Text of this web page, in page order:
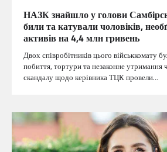
НАЗК знайшло у голови
били та катували чоловіків,
активів на 4,4 млн гривень
Двох співробітників цього військкомату
побиття, тортури та незаконне утримання
скандалу щодо керівника ТЦК провели…